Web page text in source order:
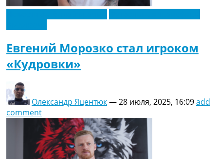
Евгений Морозко стал игроком
«Кудровки»
Олександр Яцентюк—28 июля, 2025, 16:09add
comment